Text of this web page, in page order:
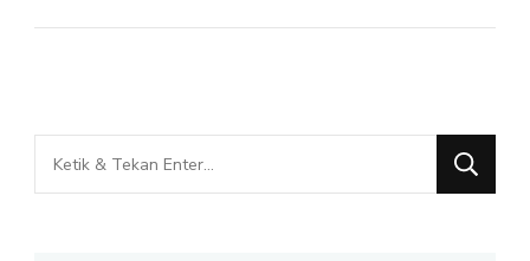
Mencari
Sesuatu?